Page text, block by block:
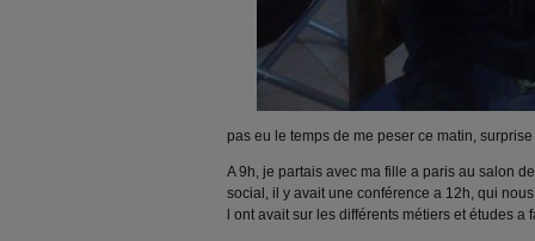
pas eu le temps de me peser ce matin,
A 9h, je partais avec ma fille a paris au salon
social, il y avait une conférence a 12h, qui
l ont avait sur les différents métiers et études